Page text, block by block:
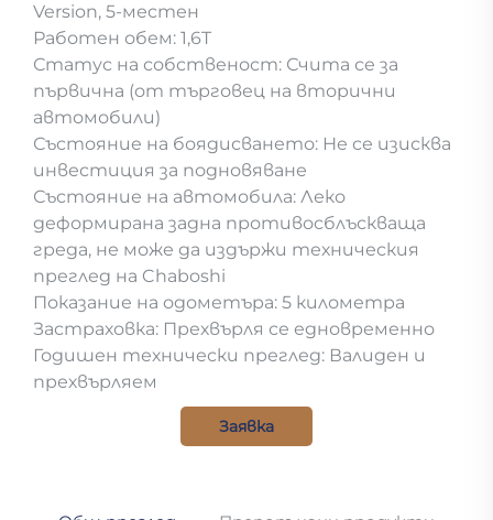
Version, 5-местен
Работен обем: 1,6T
Статус на собственост: Счита се за
първична (от търговец на вторични
автомобили)
Състояние на боядисването: Не се изисква
инвестиция за подновяване
Състояние на автомобила: Леко
деформирана задна противосблъскваща
греда, не може да издържи техническия
преглед на Chaboshi
Показание на одометъра: 5 километра
Застраховка: Прехвърля се едновременно
Годишен технически преглед: Валиден и
прехвърляем
Заявка